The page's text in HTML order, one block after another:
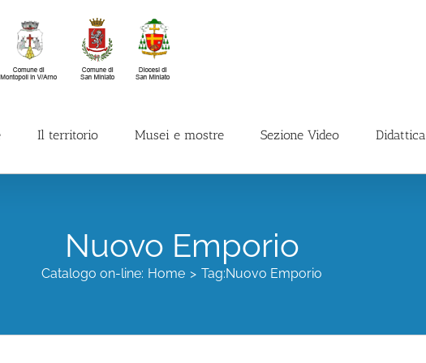
Il territorio Musei e mostre Sezione Video Didattica
Nuovo Emporio
Catalogo on-line: Home Tag:Nuovo Emporio